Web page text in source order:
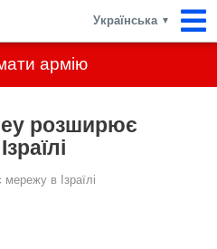
армію
Українська ▼
розширює
в Ізраїлі